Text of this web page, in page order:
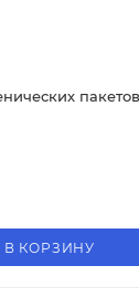
В КОРЗИНУ